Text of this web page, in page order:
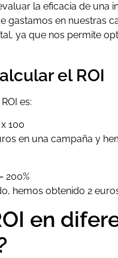
la eficacia de una
gastamos en nuestras
ya que nos permite
el ROI
es:
100
en una campaña y
200%
hemos obtenido 2
en